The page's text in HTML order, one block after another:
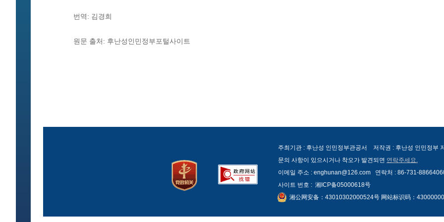
번역: 김경희
원문 출처: 후난성인민정부포털사이트
주최기관 : 후난성 인민정부관공서 저작권 : 후난성 인민정부
문의 사항이 있으시거나 착오가 발견되면 연락주세요.
이메일 주소 : enghunan@126.com 연락처 : 86-731-
사이트 번호 : 湘ICP备05000618号
湘公网安备：43010302000524号 网站标识码：